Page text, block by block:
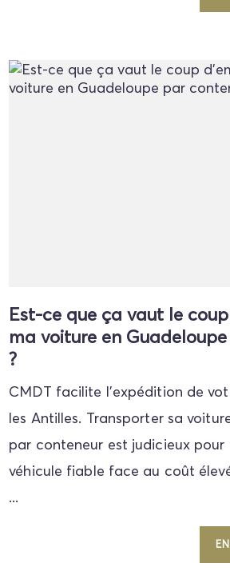
Est-ce que ça vaut le
ma voiture en
?
CMDT facilite l'expédition de
les Antilles. Transporter sa
par conteneur est judicieux pour
véhicule fiable face au coût
...